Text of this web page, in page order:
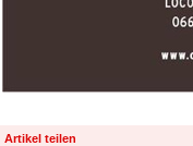
Artikel teilen